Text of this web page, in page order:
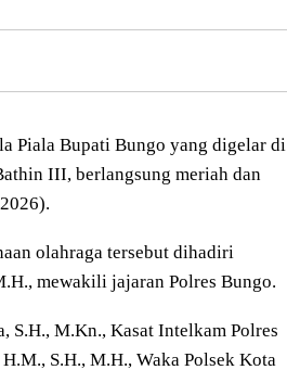
Piala Bupati Bungo yang digelar di
III, berlangsung meriah dan
olahraga tersebut dihadiri
mewakili jajaran Polres Bungo.
S.H., M.Kn., Kasat Intelkam Polres
S.H., M.H., Waka Polsek Kota